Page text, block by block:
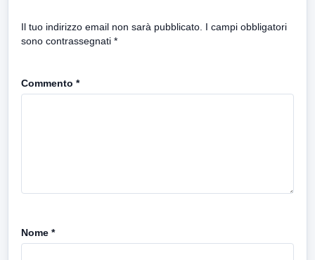
Il tuo indirizzo email non sarà pubblicato. I campi obbligatori
sono contrassegnati *
Commento *
Nome *